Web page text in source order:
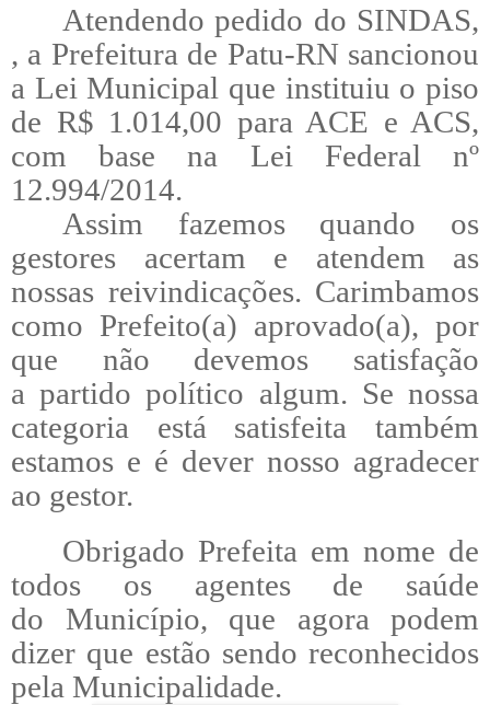
Atendendo pedido do SINDAS,
, a Prefeitura de Patu-RN sancionou
a Lei Municipal que instituiu o piso
de R$ 1.014,00 para ACE e ACS,
com base na Lei Federal nº
12.994/2014.
Assim fazemos quando os
gestores acertam e atendem as
nossas reivindicações. Carimbamos
como Prefeito(a) aprovado(a), por
que não devemos satisfação
a partido político algum. Se nossa
categoria está satisfeita também
estamos e é dever nosso agradecer
ao gestor.
Obrigado Prefeita em nome de
todos os agentes de saúde
do Município, que agora podem
dizer que estão sendo reconhecidos
pela Municipalidade.